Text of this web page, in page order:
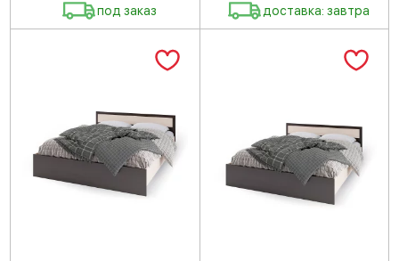
под заказ доставка: завтра